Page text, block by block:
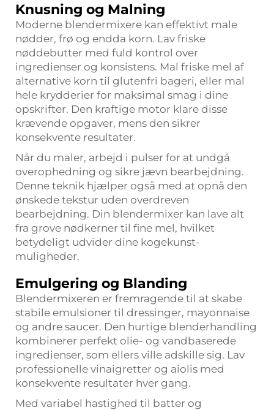
Knusning og Malning
Moderne blendermixere kan effektivt male
nødder, frø og endda korn. Lav friske
nøddebutter med fuld kontrol over
ingredienser og konsistens. Mal friske mel af
alternative korn til glutenfri bageri, eller mal
hele krydderier for maksimal smag i dine
opskrifter. Den kraftige motor klare disse
krævende opgaver, mens den sikrer
konsekvente resultater.
Når du maler, arbejd i pulser for at undgå
overophedning og sikre jævn bearbejdning.
Denne teknik hjælper også med at opnå den
ønskede tekstur uden overdreven
bearbejdning. Din blendermixer kan lave alt
fra grove nødkerner til fine mel, hvilket
betydeligt udvider dine kogekunst-
muligheder.
Emulgering og Blanding
Blendermixeren er fremragende til at skabe
stabile emulsioner til dressinger, mayonnaise
og andre saucer. Den hurtige blenderhandling
kombinerer perfekt olie- og vandbaserede
ingredienser, som ellers ville adskille sig. Lav
professionelle vinaigretter og aiolis med
konsekvente resultater hver gang.
Med variabel hastighed til batter og